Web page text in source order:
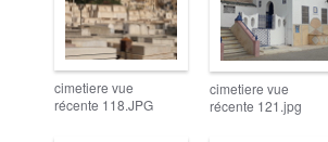
cimetiere vue
récente 118.JPG
cimetiere vue
récente 121.jpg